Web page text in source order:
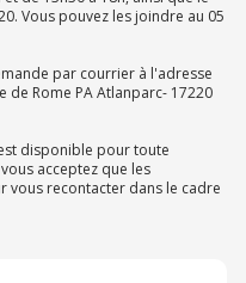
Vous pouvez les joindre au 05
par courrier à l'adresse
de Rome PA Atlanparc- 17220
disponible pour toute
acceptez que les
vous recontacter dans le cadre